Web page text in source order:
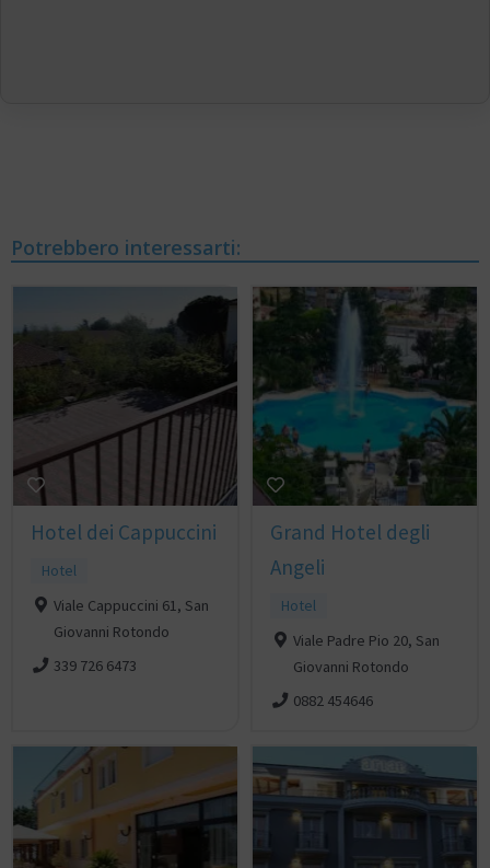
Potrebbero interessarti:
Hotel dei Cappuccini
Hotel
Viale Cappuccini 61, San
Giovanni Rotondo
339 726 6473
Grand Hotel degli
Angeli
Hotel
Viale Padre Pio 20, San
Giovanni Rotondo
0882 454646